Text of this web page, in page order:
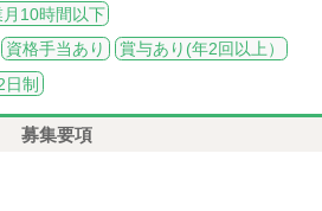
月10時間以下
資格手当あり
賞与あり(年2回以上）
日制
募集要項